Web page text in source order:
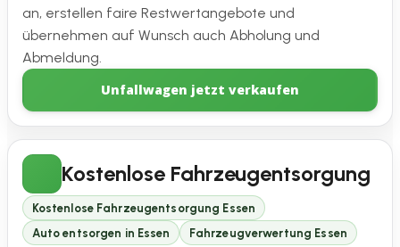
an, erstellen faire Restwertangebote und
übernehmen auf Wunsch auch Abholung und
Abmeldung.
Unfallwagen jetzt verkaufen
Kostenlose Fahrzeugentsorgung
Kostenlose Fahrzeugentsorgung Essen
Auto entsorgen in Essen
Fahrzeugverwertung Essen